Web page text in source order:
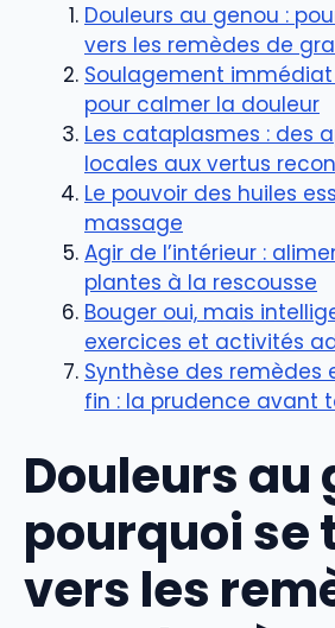
Douleurs au genou :
vers les remèdes de
Soulagement immédiat
pour calmer la douleur
Les cataplasmes : des
locales aux vertus
Le pouvoir des huiles
massage
Agir de l’intérieur :
plantes à la rescousse
Bouger oui, mais
exercices et activités
Synthèse des remèdes
fin : la prudence avant
Douleurs au
pourquoi se
vers les